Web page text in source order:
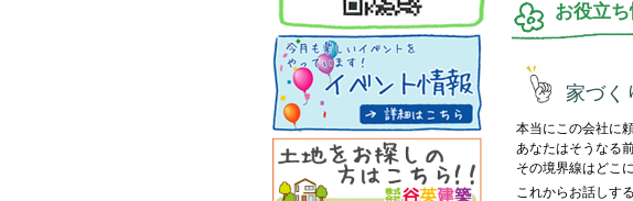
お役立
家づく
本当にこの会社に
あなたはそうなる
その境界線はどこ
これからお話しす